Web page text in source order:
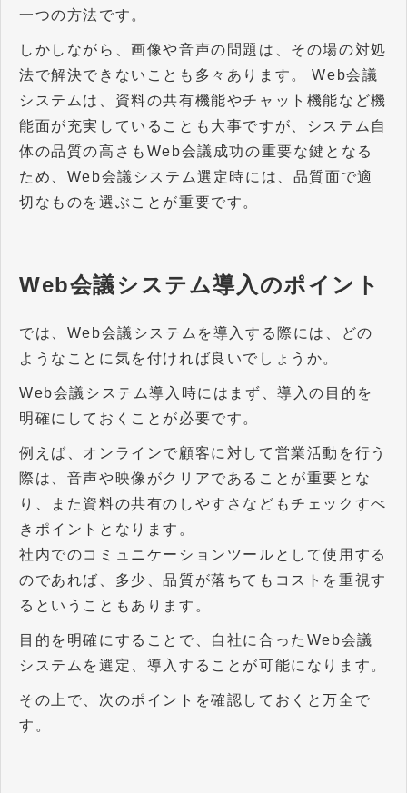
一つの方法です。
しかしながら、画像や音声の問題は、その場の対処
法で解決できないことも多々あります。 Web会議
システムは、資料の共有機能やチャット機能など機
能面が充実していることも大事ですが、システム自
体の品質の高さもWeb会議成功の重要な鍵となる
ため、Web会議システム選定時には、品質面で適
切なものを選ぶことが重要です。
Web会議システム導入のポイント
では、Web会議システムを導入する際には、どの
ようなことに気を付ければ良いでしょうか。
Web会議システム導入時にはまず、導入の目的を
明確にしておくことが必要です。
例えば、オンラインで顧客に対して営業活動を行う
際は、音声や映像がクリアであることが重要とな
り、また資料の共有のしやすさなどもチェックすべ
きポイントとなります。
社内でのコミュニケーションツールとして使用する
のであれば、多少、品質が落ちてもコストを重視す
るということもあります。
目的を明確にすることで、自社に合ったWeb会議
システムを選定、導入することが可能になります。
その上で、次のポイントを確認しておくと万全で
す。